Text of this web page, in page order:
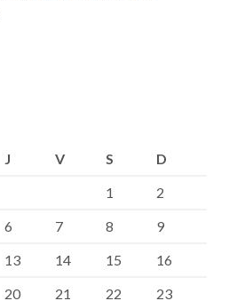
J V S
D
1
2
6 7 8
9
13 14 15
16
20 21 22
23